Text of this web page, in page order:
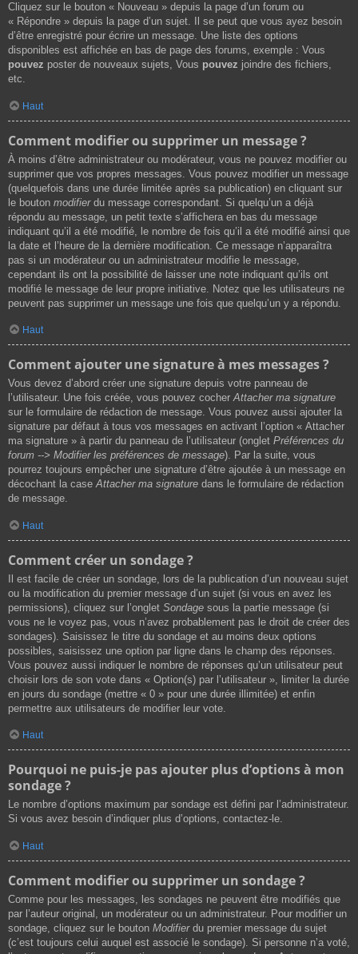
Cliquez sur le bouton « Nouveau » depuis la page d’un forum ou
« Répondre » depuis la page d’un sujet. Il se peut que vous ayez besoin
d’être enregistré pour écrire un message. Une liste des options
disponibles est affichée en bas de page des forums, exemple : Vous
pouvez poster de nouveaux sujets, Vous pouvez joindre des fichiers,
etc.
Haut
Comment modifier ou supprimer un message ?
À moins d’être administrateur ou modérateur, vous ne pouvez modifier ou
supprimer que vos propres messages. Vous pouvez modifier un message
(quelquefois dans une durée limitée après sa publication) en cliquant sur
le bouton modifierdu message correspondant. Si quelqu’un a déjà
répondu au message, un petit texte s’affichera en bas du message
indiquant qu’il a été modifié, le nombre de fois qu’il a été modifié ainsi que
la date et l’heure de la dernière modification. Ce message n’apparaîtra
pas si un modérateur ou un administrateur modifie le message,
cependant ils ont la possibilité de laisser une note indiquant qu’ils ont
modifié le message de leur propre initiative. Notez que les utilisateurs ne
peuvent pas supprimer un message une fois que quelqu’un y a répondu.
Haut
Comment ajouter une signature à mes messages ?
Vous devez d’abord créer une signature depuis votre panneau de
l’utilisateur. Une fois créée, vous pouvez cocherAttacher ma signature
sur le formulaire de rédaction de message. Vous pouvez aussi ajouter la
signature par défaut à tous vos messages en activant l’option « Attacher
ma signature » à partir du panneau de l’utilisateur (onglet Préférences du
forum --> Modifier les préférences de message). Par la suite, vous
pourrez toujours empêcher une signature d’être ajoutée à un message en
décochant la caseAttacher ma signature dans le formulaire de rédaction
de message.
Haut
Comment créer un sondage ?
Il est facile de créer un sondage, lors de la publication d’un nouveau sujet
ou la modification du premier message d’un sujet (si vous en avez les
permissions), cliquez sur l’onglet Sondage sous la partie message (si
vous ne le voyez pas, vous n’avez probablement pas le droit de créer des
sondages). Saisissez le titre du sondage et au moins deux options
possibles, saisissez une option par ligne dans le champ des réponses.
Vous pouvez aussi indiquer le nombre de réponses qu’un utilisateur peut
choisir lors de son vote dans « Option(s) par l’utilisateur », limiter la durée
en jours du sondage (mettre « 0 » pour une durée illimitée) et enfin
permettre aux utilisateurs de modifier leur vote.
Haut
Pourquoi ne puis-je pas ajouter plus d’options à mon
sondage ?
Le nombre d’options maximum par sondage est défini par l’administrateur.
Si vous avez besoin d’indiquer plus d’options, contactez-le.
Haut
Comment modifier ou supprimer un sondage ?
Comme pour les messages, les sondages ne peuvent être modifiés que
par l’auteur original, un modérateur ou un administrateur. Pour modifier un
sondage, cliquez sur le bouton Modifierdu premier message du sujet
(c’est toujours celui auquel est associé le sondage). Si personne n’a voté,